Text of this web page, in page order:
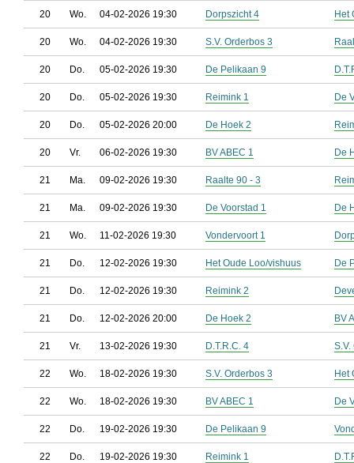
20 Wo. 04-02-2026 19:30 Dorpszicht 4 Het
20 Wo. 04-02-2026 19:30 S.V. Orderbos 3
20 Do. 05-02-2026 19:30 De Pelikaan 9
20 Do. 05-02-2026 19:30 Reimink 1 De
20 Do. 05-02-2026 20:00 De Hoek 2
20 Vr. 06-02-2026 19:30 BV ABEC 1 De
21 Ma. 09-02-2026 19:30 Raalte 90 - 3
21 Ma. 09-02-2026 19:30 De Voorstad 1 De
21 Wo. 11-02-2026 19:30 Vondervoort 1
21 Do. 12-02-2026 19:30 Het Oude Loo/vishuus De
21 Do. 12-02-2026 19:30 Reimink 2
21 Do. 12-02-2026 20:00 De Hoek 2 BV
21 Vr. 13-02-2026 19:30 D.T.R.C. 4 S.V.
22 Wo. 18-02-2026 19:30 S.V. Orderbos 3 Het
22 Wo. 18-02-2026 19:30 BV ABEC 1 De
22 Do. 19-02-2026 19:30 De Pelikaan 9
22 Do. 19-02-2026 19:30 Reimink 1